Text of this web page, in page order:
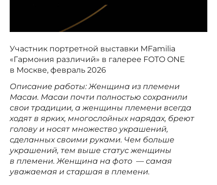
Участник портретной выставки MFamilia
«Гармония различий» в галерее FOTO ONE
в Москве, февраль 2026
Описание работы: Женщина из племени
Масаи. Масаи почти полностью сохранили
свои традиции, а женщины племени всегда
ходят в ярких, многослойных нарядах, бреют
голову и носят множество украшений,
сделанных своими руками. Чем больше
украшений, тем выше статус женщины
в племени. Женщина на фото — самая
уважаемая и старшая в племени.